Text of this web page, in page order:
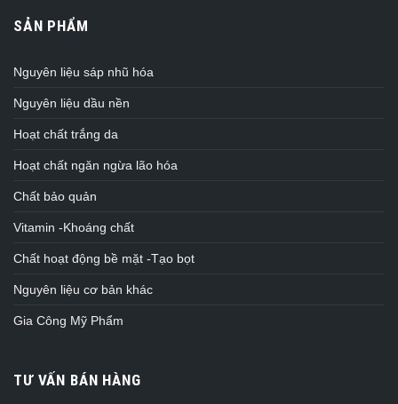
SẢN PHẨM
Nguyên liệu sáp nhũ hóa
Nguyên liệu dầu nền
Hoạt chất trắng da
Hoạt chất ngăn ngừa lão hóa
Chất bảo quản
Vitamin -Khoáng chất
Chất hoạt động bề mặt -Tạo bọt
Nguyên liệu cơ bản khác
Gia Công Mỹ Phẩm
TƯ VẤN BÁN HÀNG